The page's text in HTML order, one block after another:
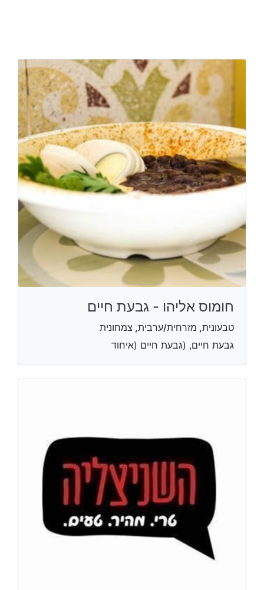
חומוס אליהו - גבעת חיים
טבעונית, מזרחית/ערבית, צמחונית
גבעת חיים, (גבעת חיים (איחוד